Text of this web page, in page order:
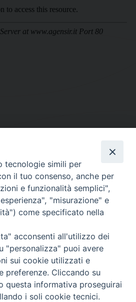
DI ALBANO
- Fax.: 06.9323844
al Venerdì Ore: 9:00 - 13:00
e Venerdì, Ore 9:30 - 12:30
di Albano
© 2021
tecnologie simili per
il tuo consenso, anche per
e funzionalità semplici",
"misurazione" e
come specificato nella
acconsenti all'utilizzo dei
"personalizza" puoi avere
sui cookie utilizzati e
preferenze. Cliccando su
questa informativa proseguirai
i soli cookie tecnici.